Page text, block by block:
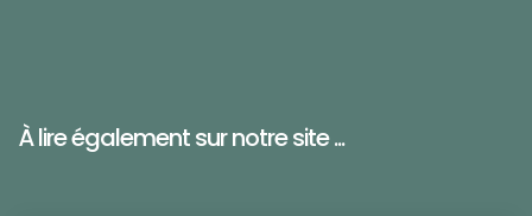
À lire également sur notre site ...